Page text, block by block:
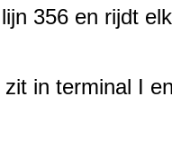
356 en rijdt
in terminal I